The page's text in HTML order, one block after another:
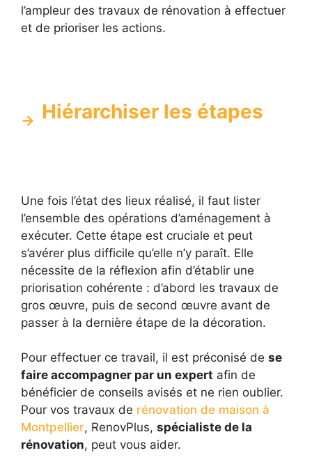
l’ampleur des travaux de rénovation à effectuer
et de prioriser les actions.
Hiérarchiser les étapes
Une fois l’état des lieux réalisé, il faut lister
l’ensemble des opérations d’aménagement à
exécuter. Cette étape est cruciale et peut
s’avérer plus difficile qu’elle n’y paraît. Elle
nécessite de la réflexion afin d’établir une
priorisation cohérente : d’abord les travaux de
gros œuvre, puis de second œuvre avant de
passer à la dernière étape de la décoration.
Pour effectuer ce travail, il est préconisé de se
faire accompagner par un expert afin de
bénéficier de conseils avisés et ne rien oublier.
Pour vos travaux de rénovation de maison à
Montpellier, RenovPlus, spécialiste de la
rénovation, peut vous aider.